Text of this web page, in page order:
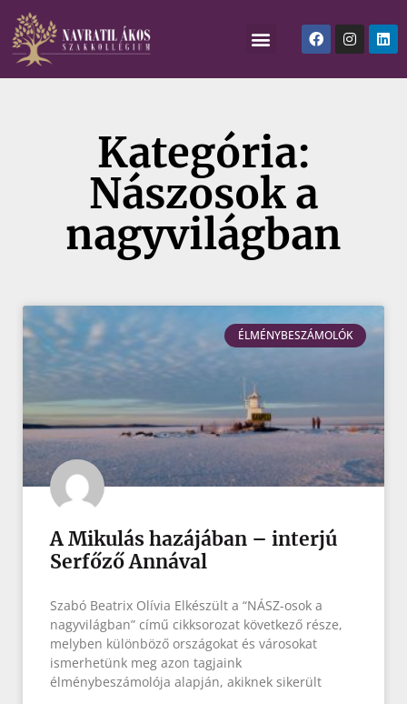
Kategória:
Nászosok a
nagyvilágban
ÉLMÉNYBESZÁMOLÓK
A Mikulás hazájában – interjú
Serfőző Annával
Szabó Beatrix Olívia Elkészült a “NÁSZ-osok a
nagyvilágban” című cikksorozat következő része,
melyben különböző országokat és városokat
ismerhetünk meg azon tagjaink
élménybeszámolója alapján, akiknek sikerült